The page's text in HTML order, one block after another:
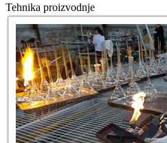
Tehnika proizvodnje